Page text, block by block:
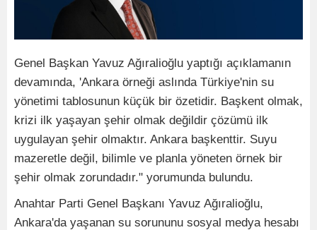
Genel Başkan Yavuz Ağıralioğlu yaptığı açıklamanın
devamında, 'Ankara örneği aslında Türkiye'nin su
yönetimi tablosunun küçük bir özetidir. Başkent olmak,
krizi ilk yaşayan şehir olmak değildir çözümü ilk
uygulayan şehir olmaktır. Ankara başkenttir. Suyu
mazeretle değil, bilimle ve planla yöneten örnek bir
şehir olmak zorundadır." yorumunda bulundu.
Anahtar Parti Genel Başkanı Yavuz Ağıralioğlu,
Ankara'da yaşanan su sorununu sosyal medya hesabı